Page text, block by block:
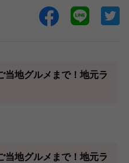
当地グルメまで！地元ラ
当地グルメまで！地元ラ